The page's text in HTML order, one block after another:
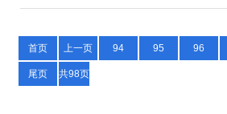
首页 上一页 94 95 96
尾页 共98页